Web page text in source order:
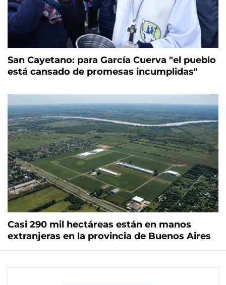
San Cayetano: para García Cuerva "el pueblo
está cansado de promesas incumplidas"
Casi 290 mil hectáreas están en manos
extranjeras en la provincia de Buenos Aires